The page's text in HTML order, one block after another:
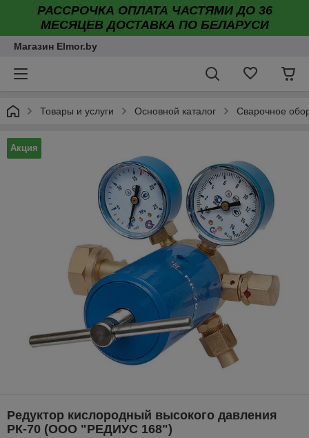
РАССРОЧКА ОПЛАТА ЧАСТЯМИ ДО 36
МЕСЯЦЕВ ДОСТАВКА ПО БЕЛАРУСИ
Магазин Elmor.by
Товары и услуги Основной каталог Сварочное
Акция
Редуктор кислородный высокого давления
РК-70 (ООО "РЕДИУС 168")